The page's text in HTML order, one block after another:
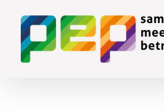
content